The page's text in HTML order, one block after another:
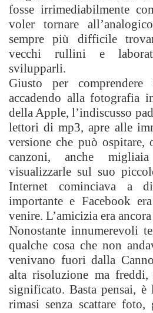
fosse irrimediabilmente
voler tornare
sempre più difficile
vecchi rullini e
svilupparli.
Giusto per comprendere
accadendo alla fotografia
della Apple, l’indiscusso
lettori di mp3, apre alle
versione che può
canzoni, anche
visualizzarle sul suo
Internet cominciava a
importante e Facebook
venire. L’amicizia era
Nonostante innumerevoli
qualche cosa che non
venivano fuori dalla
alta risoluzione ma freddi,
significato. Basta pensai,
rimasi senza scattare